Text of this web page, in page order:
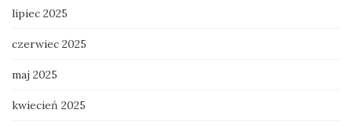
lipiec 2025
czerwiec 2025
maj 2025
kwiecień 2025